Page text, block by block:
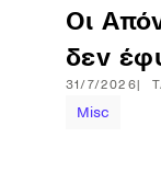
Οι
δεν
31/7/2026
Misc